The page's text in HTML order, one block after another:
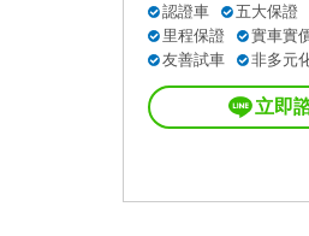
認證車
五大保證
里程保證
實車實
友善試車
非多元
立即